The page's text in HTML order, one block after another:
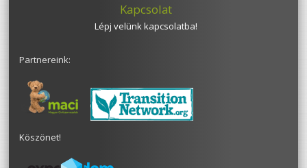
Kapcsolat
Lépj velünk kapcsolatba!
Partnereink:
Köszönet!